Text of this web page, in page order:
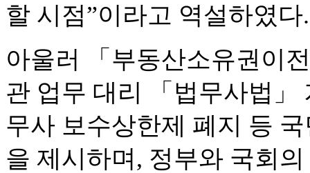
할 시점”이라고 역설하였다.
아울러 「부동산소유권이
관 업무 대리 「법무사법
무사 보수상한제 폐지 등
을 제시하며, 정부와 국회